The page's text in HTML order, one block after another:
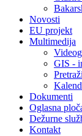
Novosti
EU projekt
Multimedija
GIS -
Dokumenti
Oglasna
Dežurne
Kontakt